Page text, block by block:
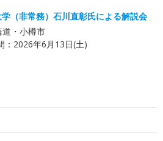
（非常務）石川直彰氏による解説会
道・小樽市
： 2026年6月13日(土)